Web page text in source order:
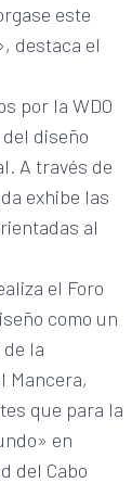
este
destaca el
por la WDO
diseño
A través de
exhibe las
al
el Foro
como un
la
Mancera,
que para la
en
del Cabo